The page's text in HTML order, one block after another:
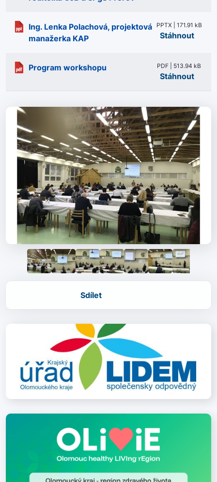
Ing. Lenka Polachová, projektová
manažerka KAP
PPTX | 171.91 kB
Stáhnout
Program workshopu PDF | 513.94 kB
Stáhnout
Sdílet